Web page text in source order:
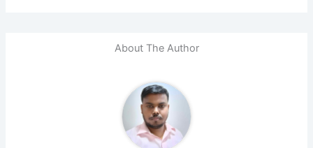
About The Author